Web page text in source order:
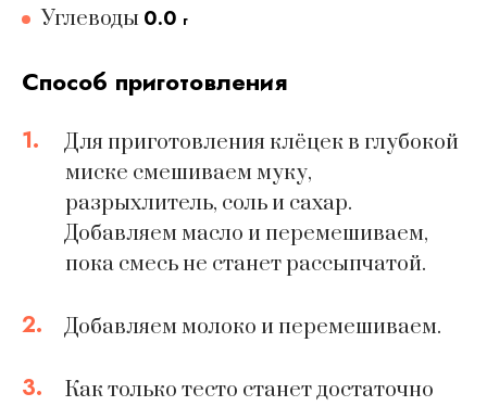
Углеводы 0.0 г
Способ приготовления
1.
Для приготовления клёцек в глубокой
миске смешиваем муку,
разрыхлитель, соль и сахар.
Добавляем масло и перемешиваем,
пока смесь не станет рассыпчатой.
2. Добавляем молоко и перемешиваем.
3.
Как только тесто станет достаточно